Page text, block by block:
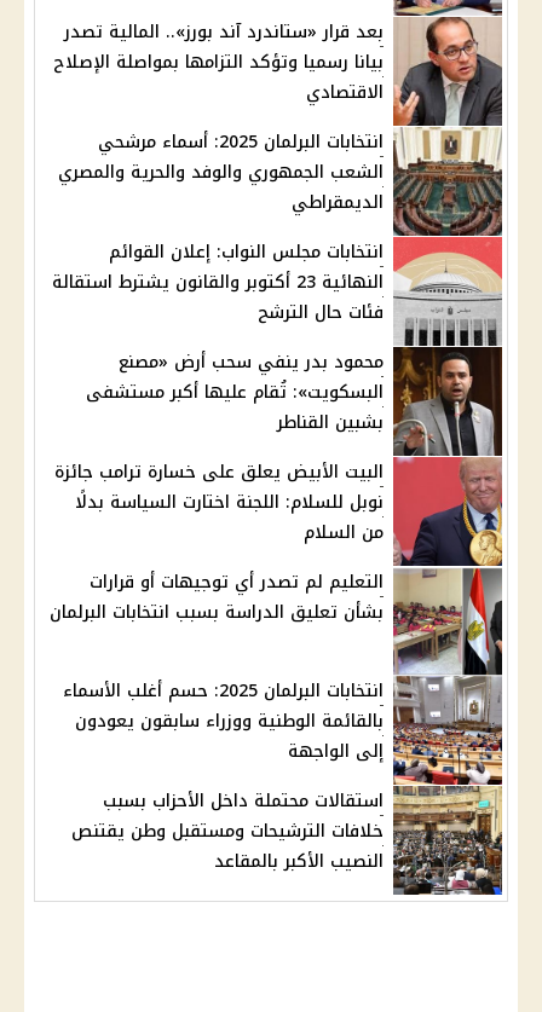
بعد قرار «ستاندرد آند بورز».. المالية تصدر
بيانا رسميا وتؤكد التزامها بمواصلة الإصلاح
الاقتصادي
انتخابات البرلمان 2025: أسماء مرشحي
الشعب الجمهوري والوفد والحرية والمصري
الديمقراطي
انتخابات مجلس النواب: إعلان القوائم
النهائية 23 أكتوبر والقانون يشترط استقالة
فئات حال الترشح
محمود بدر ينفي سحب أرض «مصنع
البسكويت»: تُقام عليها أكبر مستشفى
بشبين القناطر
البيت الأبيض يعلق على خسارة ترامب جائزة
نوبل للسلام: اللجنة اختارت السياسة بدلًا
من السلام
التعليم لم تصدر أي توجيهات أو قرارات
بشأن تعليق الدراسة بسبب انتخابات البرلمان
انتخابات البرلمان 2025: حسم أغلب الأسماء
بالقائمة الوطنية ووزراء سابقون يعودون
إلى الواجهة
استقالات محتملة داخل الأحزاب بسبب
خلافات الترشيحات ومستقبل وطن يقتنص
النصيب الأكبر بالمقاعد